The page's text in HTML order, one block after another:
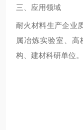
三、应用领域
耐火材料生产企业
属冶炼实验室、
构、建材科研单位。